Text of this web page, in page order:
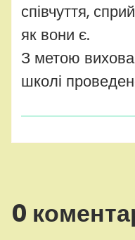
співчуття,
як вони є.
З метою
школі
0